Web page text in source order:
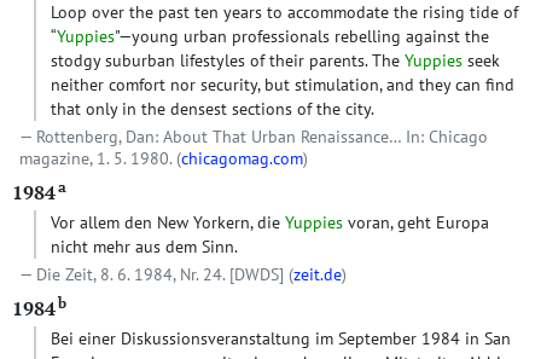
Loop over the past ten years to accommodate the rising tide of
“Yuppies"—young urban professionals rebelling against the
stodgy suburban lifestyles of their parents. The Yuppies seek
neither comfort nor security, but stimulation, and they can find
that only in the densest sections of the city.
Rottenberg, Dan: About That Urban Renaissance… In: Chicago
magazine, 1. 5. 1980. (chicagomag.com)
1984a
Vor allem den New Yorkern, die Yuppies voran, geht Europa
nicht mehr aus dem Sinn.
Die Zeit, 8. 6. 1984, Nr. 24. [DWDS] (zeit.de)
1984b
Bei einer Diskussionsveranstaltung im September 1984 in San